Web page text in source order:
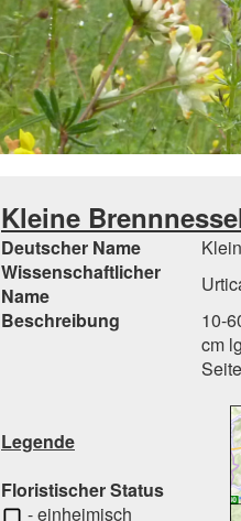
Kleine
Deutscher Name
Wissenschaftlicher
Name
Beschreibung
10-
cm
Legende
Floristischer Status
- einheimisch